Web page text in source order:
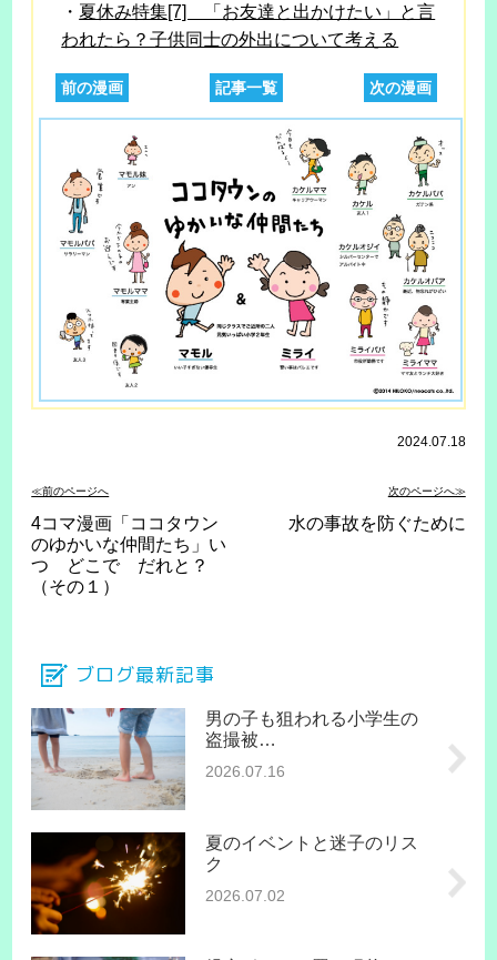
・ 夏休み特集[7] 「お友達と出かけたい」と言
われたら？子供同士の外出について考える
前の漫画 記事一覧 次の漫画
2024.07.18
≪前のページへ 次のページへ≫
4コマ漫画「ココタウン
のゆかいな仲間たち」い
つ どこで だれと？
（その１）
水の事故を防ぐために
ブログ最新記事
男の子も狙われる小学生の
盗撮被…
2026.07.16
夏のイベントと迷子のリス
ク
2026.07.02